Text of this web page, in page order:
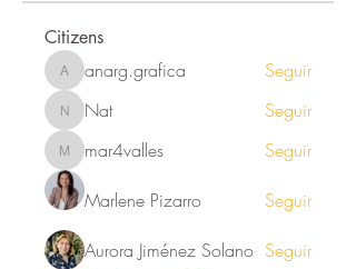
Citizens
anarg.grafica
anarg.grafica Seguir
NatNat Seguir
mar4valles
mar4valles Seguir
Marlene Pizarro Seguir
Aurora Jiménez Solano Seguir